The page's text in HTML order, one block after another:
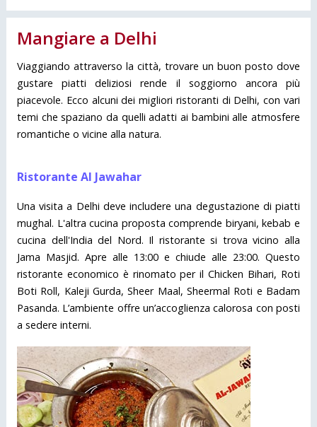
Mangiare a Delhi
Viaggiando attraverso la città, trovare un buon posto dove
gustare piatti deliziosi rende il soggiorno ancora più
piacevole. Ecco alcuni dei migliori ristoranti di Delhi, con vari
temi che spaziano da quelli adatti ai bambini alle atmosfere
romantiche o vicine alla natura.
Ristorante Al Jawahar
Una visita a Delhi deve includere una degustazione di piatti
mughal. L'altra cucina proposta comprende biryani, kebab e
cucina dell'India del Nord. Il ristorante si trova vicino alla
Jama Masjid. Apre alle 13:00 e chiude alle 23:00. Questo
ristorante economico è rinomato per il Chicken Bihari, Roti
Boti Roll, Kaleji Gurda, Sheer Maal, Sheermal Roti e Badam
Pasanda. L’ambiente offre un’accoglienza calorosa con posti
a sedere interni.